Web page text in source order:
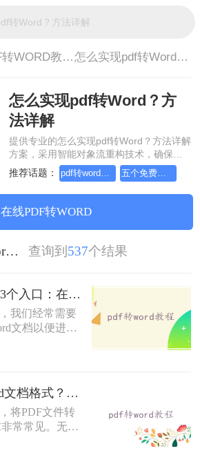
PDF转WORD教程> 怎么实现pdf转Word？方法详解
怎么实现pdf转Word？方
法详解
提供专业的怎么实现pdf转Word？方法详解
方案，采用智能对象流重构技术，确保文
档1:1高保真还原且排版不乱码。支持一键
批量处理，全链路 SSL 加密保障隐私安
全。助您快速实现怎么实现pdf转Word？方
法详解，无需安装，高效办公。
推荐话题：
在线PDF转WORD
怎么实现pdf转Word？方法详解 查询到 537个结果
PDF免费转Word的3个入口：在线、客户端、Word自带各有取舍！
我们经常需要
文档以便进行
pdf免费转换成
种免费将PDF
怎么把pdf改为word文档格式？给大家分享三种简单的转换方法！
将PDF文件转
常常见。无论
排版还是与其
高效的转换方